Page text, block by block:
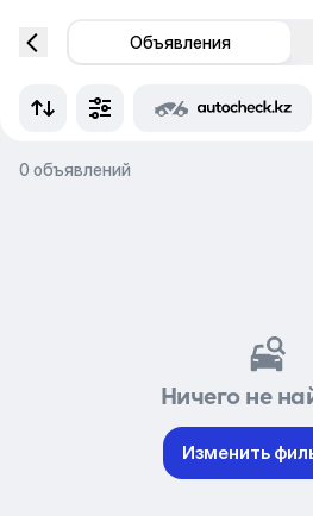
Объявления
0 объявлений
Ничего не
Изменить